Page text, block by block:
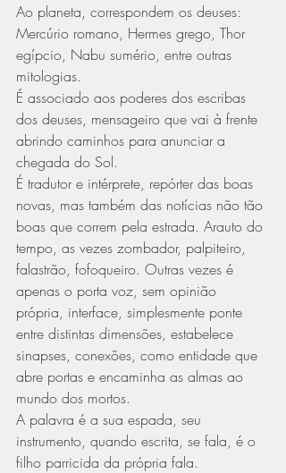
Ao planeta, correspondem os deuses:
Mercúrio romano, Hermes grego, Thor
egípcio, Nabu sumério, entre outras
mitologias.
É associado aos poderes dos escribas
dos deuses, mensageiro que vai à frente
abrindo caminhos para anunciar a
chegada do Sol.
É tradutor e intérprete, repórter das boas
novas, mas também das notícias não tão
boas que correm pela estrada. Arauto do
tempo, as vezes zombador, palpiteiro,
falastrão, fofoqueiro. Outras vezes é
apenas o porta voz, sem opinião
própria, interface, simplesmente ponte
entre distintas dimensões, estabelece
sinapses, conexões, como entidade que
abre portas e encaminha as almas ao
mundo dos mortos.
A palavra é a sua espada, seu
instrumento, quando escrita, se fala, é o
filho parricida da própria fala.